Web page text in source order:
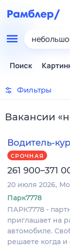
Поиск
Фильтры
Вакансии «
Водитель-
СРОЧНАЯ
261 900–371
20 июля 2026
Парк7778
ПАРК7778 -
приглашает на
автомобиле.
решаете когда и